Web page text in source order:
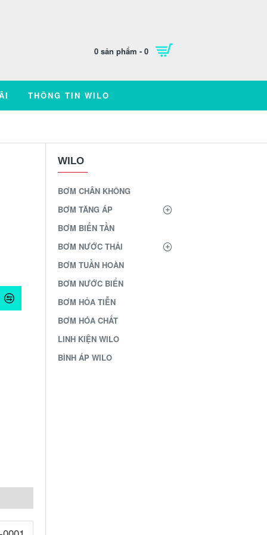
0 sản phẩm - 0
THÔNG TIN WILO
WILO
BƠM CHÂN KHÔNG
BƠM TĂNG ÁP
BƠM BIẾN TẦN
BƠM NƯỚC THẢI
BƠM TUẦN HOÀN
BƠM NƯỚC BIỂN
BƠM HỎA TIỄN
BƠM HÓA CHẤT
LINH KIỆN WILO
BÌNH ÁP WILO